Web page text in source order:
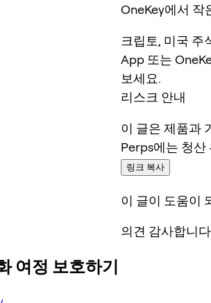
OneKey에서 작
크립토, 미국 주
App 또는
보세요.
리스크 안내
이 글은 제품과
Perps에는 청산
링크 복사
이 글이 도움이
의견 감사합니
여정 보호하기